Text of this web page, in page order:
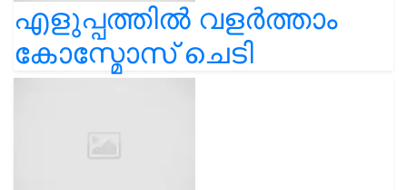
എളുപ്പത്തിൽ വളർത്താം
കോസ്മോസ് ചെടി